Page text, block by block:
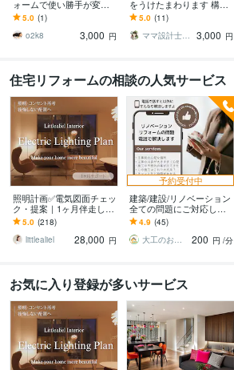
ォームで使い勝手が変わ
ります コンセント、スイ
ッチ等の追加変更の電気
図面をつくります。
5.0 (1)
o2k8
3,000 円
をうけたまわります 構造
計算ができる設計士が、
初心者でも安全にできるD
IYを提案
5.0 (11)
ママ設計士さち 【家建てた建築家】
3,000 円
住宅リフォームの相談の人気サービス
照明計画✅電気図面チェッ
ク・提案｜1ヶ月伴走しま
す IC歴20年｜新築・リフ
ォームの電気図面相談
5.0 (218)
littlealiel
28,000 円
予約受付中
建築/建設/リノベーション
全ての問題にご対応しま
す 大工のおっちゃん工房
お客様相談センター 受
付はこちらから
4.9 (45)
大工のおっちゃん工房一級建築士
200 円 /分
お気に入り登録が多いサービス